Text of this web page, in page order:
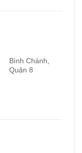
Bình Chánh,
Quận 8